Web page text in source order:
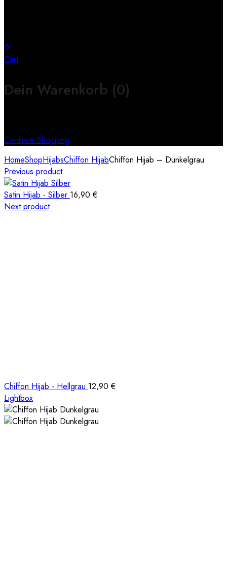
0
Cart
Dein Warenkorb (0)
Continue Shopping
HomeShopHijabsChiffon HijabChiffon Hijab – Dunkelgrau
Previous product
Satin Hijab - Silber 16,90€
Next product
Chiffon Hijab - Hellgrau 12,90€
Lightbox